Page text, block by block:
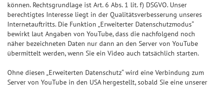
können. Rechtsgrundlage ist Art. 6 Abs. 1 lit. f) DSGVO. Unser
berechtigtes Interesse liegt in der Qualitätsverbesserung unseres
Internetauftritts. Die Funktion „Erweiterter Datenschutzmodus“
bewirkt laut Angaben von YouTube, dass die nachfolgend noch
näher bezeichneten Daten nur dann an den Server von YouTube
übermittelt werden, wenn Sie ein Video auch tatsächlich starten.
Ohne diesen „Erweiterten Datenschutz“ wird eine Verbindung zum
Server von YouTube in den USA hergestellt, sobald Sie eine unserer